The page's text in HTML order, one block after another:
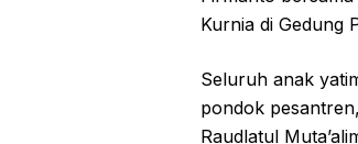
Kurnia di Gedung
Seluruh anak
pondok
Raudlatul